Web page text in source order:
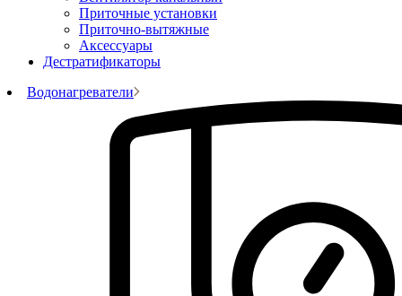
Приточные установки
Приточно-вытяжные
Аксессуары
Дестратификаторы
Водонагреватели